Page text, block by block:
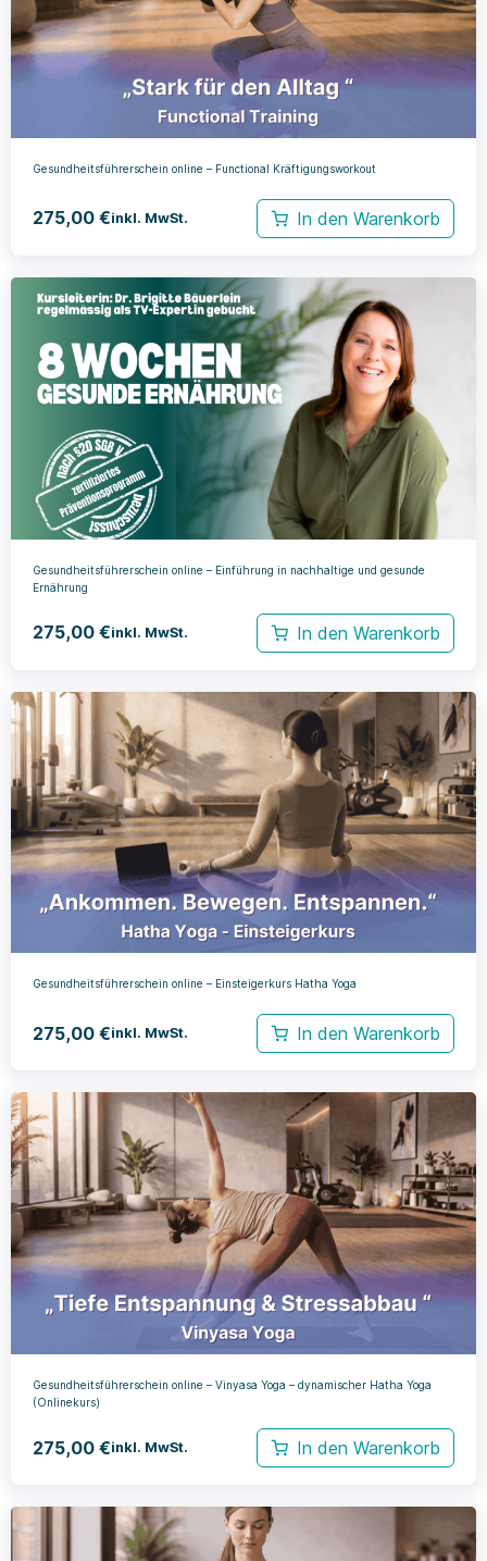
Gesundheitsführerschein online – Functional Kräftigungsworkout
275,00 €inkl. MwSt. In den Warenkorb
Gesundheitsführerschein online – Einführung in nachhaltige und gesunde
Ernährung
275,00 €inkl. MwSt. In den Warenkorb
Gesundheitsführerschein online – Einsteigerkurs Hatha Yoga
275,00 €inkl. MwSt. In den Warenkorb
Gesundheitsführerschein online – Vinyasa Yoga – dynamischer Hatha Yoga
(Onlinekurs)
275,00 €inkl. MwSt. In den Warenkorb